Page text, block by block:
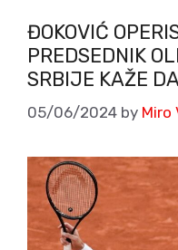
ĐOKOVIĆ
PREDSEDNIK
SRBIJE KAŽE
05/06/2024 by Miro